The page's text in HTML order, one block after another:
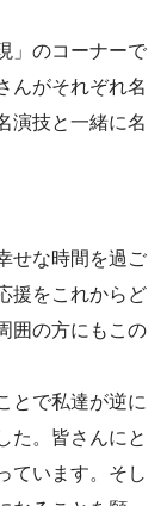
」のコーナーで
んがそれぞれ名
演技と一緒に名
せな時間を過ご
援をこれからど
囲の方にもこの
とで私達が逆に
た。皆さんにと
ています。そし